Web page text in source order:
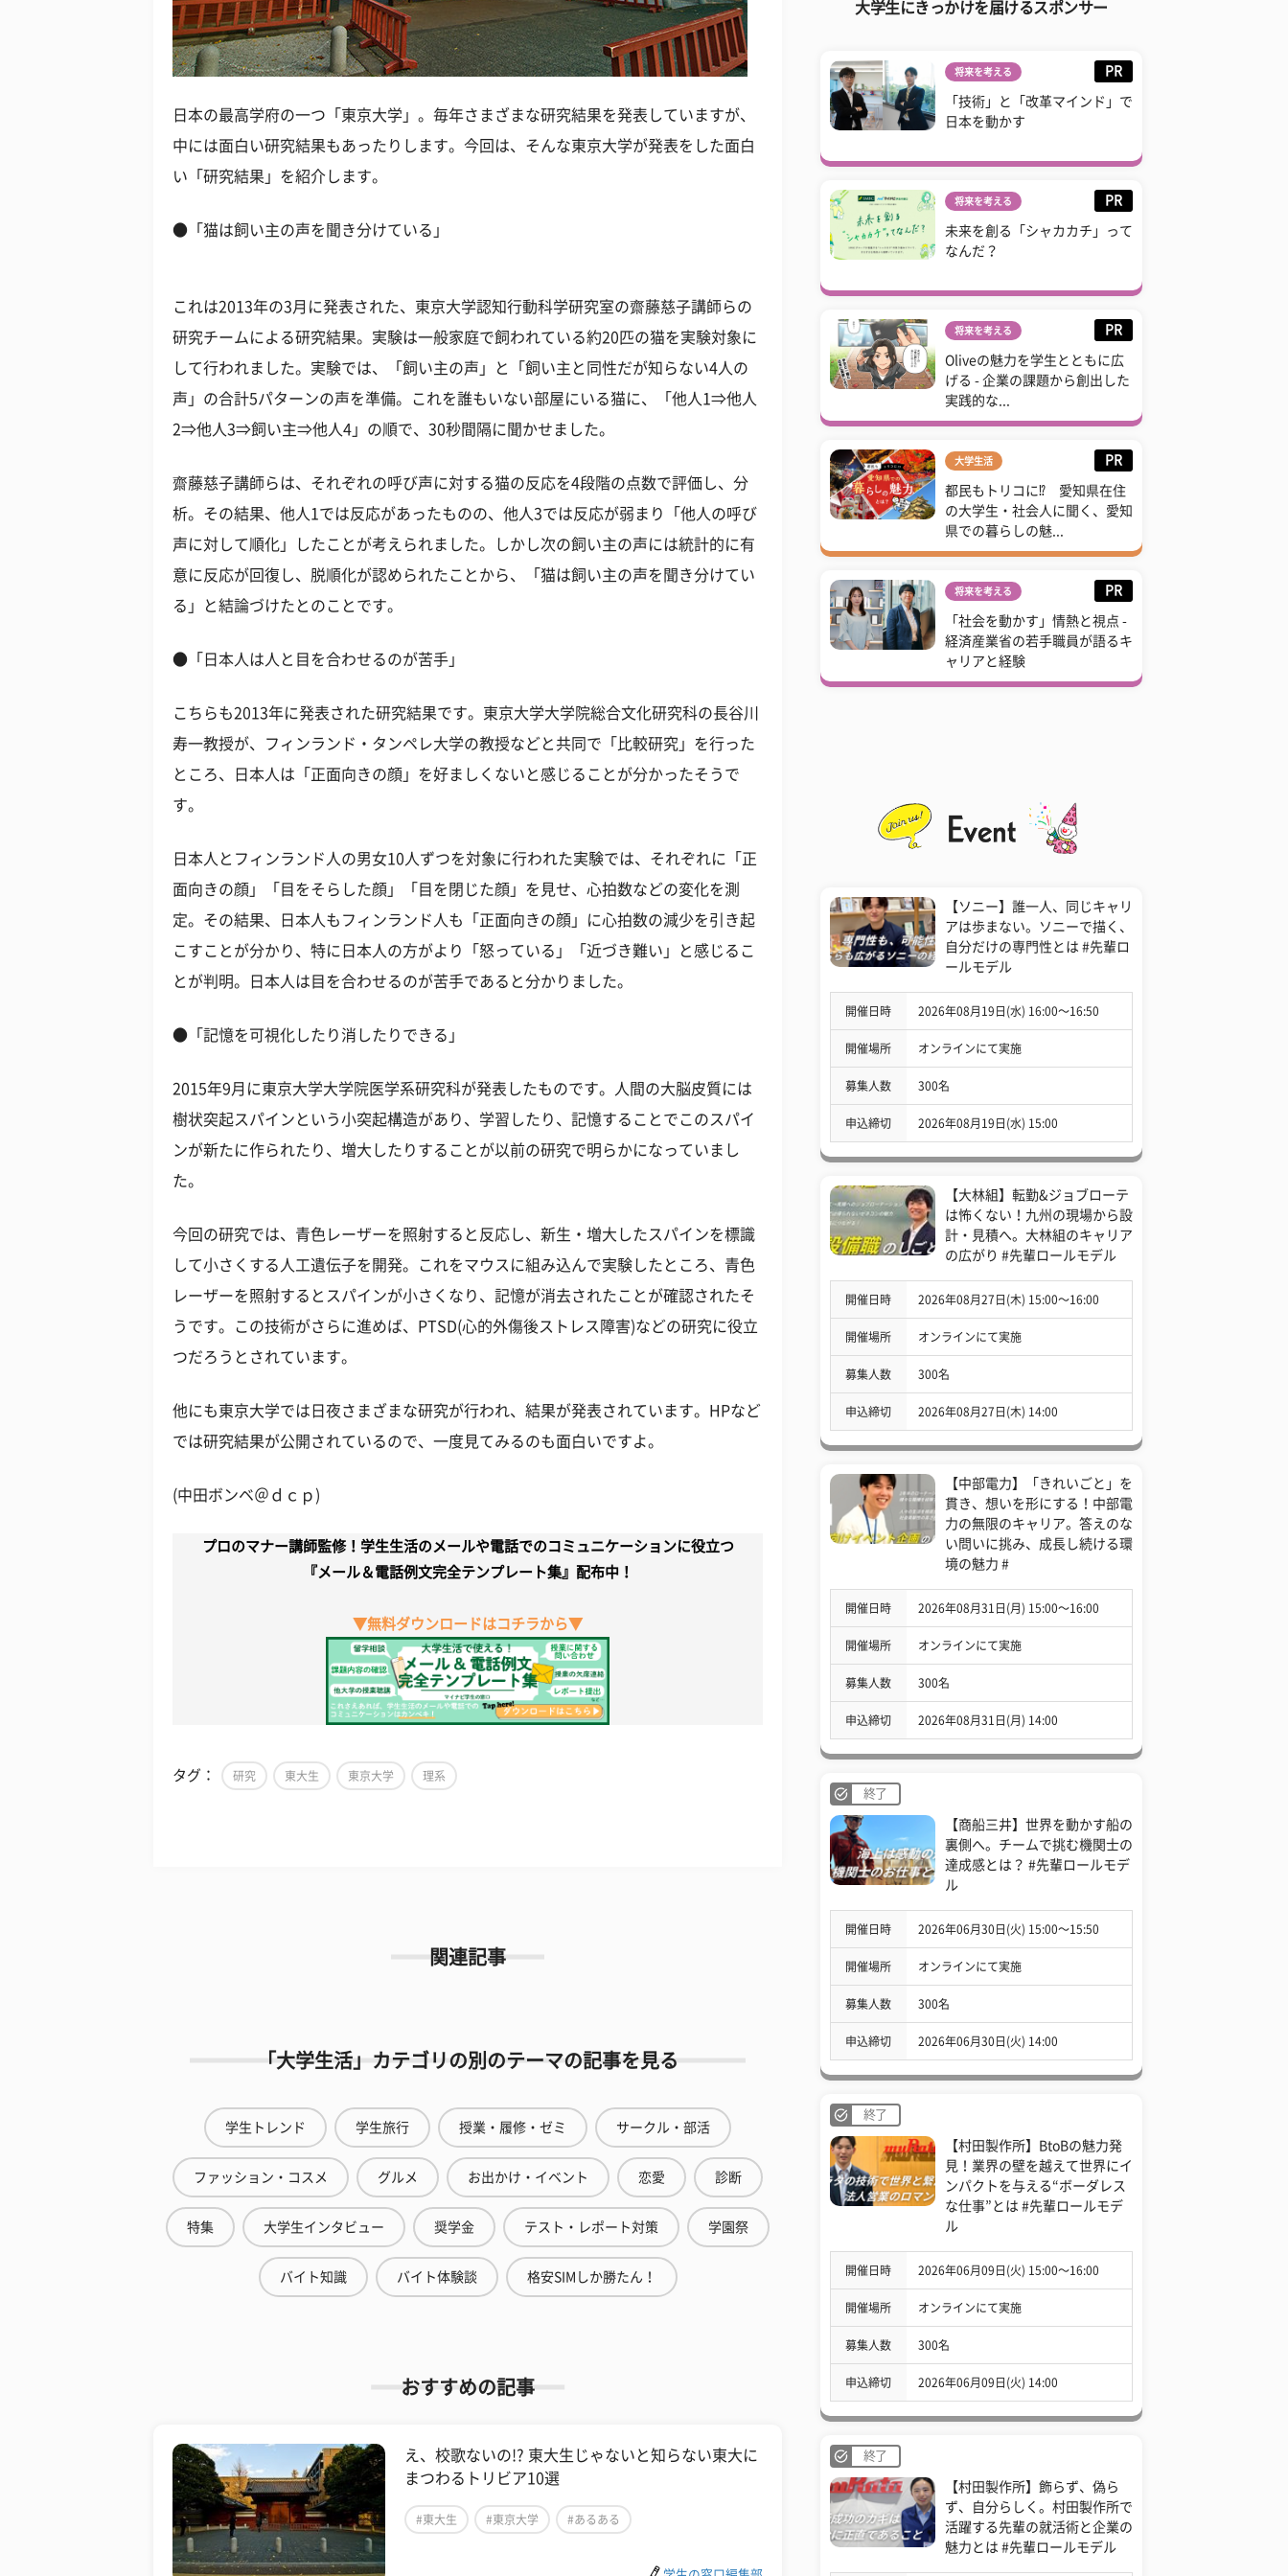
日本の最高学府の一つ「東京大学」。毎年さまざまな研究結果を発表していますが、
中には面白い研究結果もあったりします。今回は、そんな東京大学が発表をした面白
い「研究結果」を紹介します。
●「猫は飼い主の声を聞き分けている」
これは2013年の3月に発表された、東京大学認知行動科学研究室の齋藤慈子講師らの
研究チームによる研究結果。実験は一般家庭で飼われている約20匹の猫を実験対象に
して行われました。実験では、「飼い主の声」と「飼い主と同性だが知らない4人の
声」の合計5パターンの声を準備。これを誰もいない部屋にいる猫に、「他人1⇒他人
2⇒他人3⇒飼い主⇒他人4」の順で、30秒間隔に聞かせました。
齋藤慈子講師らは、それぞれの呼び声に対する猫の反応を4段階の点数で評価し、分
析。その結果、他人1では反応があったものの、他人3では反応が弱まり「他人の呼び
声に対して順化」したことが考えられました。しかし次の飼い主の声には統計的に有
意に反応が回復し、脱順化が認められたことから、「猫は飼い主の声を聞き分けてい
る」と結論づけたとのことです。
●「日本人は人と目を合わせるのが苦手」
こちらも2013年に発表された研究結果です。東京大学大学院総合文化研究科の長谷川
寿一教授が、フィンランド・タンペレ大学の教授などと共同で「比較研究」を行った
ところ、日本人は「正面向きの顔」を好ましくないと感じることが分かったそうで
す。
日本人とフィンランド人の男女10人ずつを対象に行われた実験では、それぞれに「正
面向きの顔」「目をそらした顔」「目を閉じた顔」を見せ、心拍数などの変化を測
定。その結果、日本人もフィンランド人も「正面向きの顔」に心拍数の減少を引き起
こすことが分かり、特に日本人の方がより「怒っている」「近づき難い」と感じるこ
とが判明。日本人は目を合わせるのが苦手であると分かりました。
●「記憶を可視化したり消したりできる」
2015年9月に東京大学大学院医学系研究科が発表したものです。人間の大脳皮質には
樹状突起スパインという小突起構造があり、学習したり、記憶することでこのスパイ
ンが新たに作られたり、増大したりすることが以前の研究で明らかになっていまし
た。
今回の研究では、青色レーザーを照射すると反応し、新生・増大したスパインを標識
して小さくする人工遺伝子を開発。これをマウスに組み込んで実験したところ、青色
レーザーを照射するとスパインが小さくなり、記憶が消去されたことが確認されたそ
うです。この技術がさらに進めば、PTSD(心的外傷後ストレス障害)などの研究に役立
つだろうとされています。
他にも東京大学では日夜さまざまな研究が行われ、結果が発表されています。HPなど
では研究結果が公開されているので、一度見てみるのも面白いですよ。
(中田ボンベ＠ｄｃｐ)
プロのマナー講師監修！学生生活のメールや電話でのコミュニケーションに役立つ
『メール＆電話例文完全テンプレート集』配布中！
▼無料ダウンロードはコチラから▼
タグ： 研究 東大生 東京大学 理系
関連記事
「大学生活」カテゴリの別のテーマの記事を見る
学生トレンド 学生旅行 授業・履修・ゼミ サークル・部活
ファッション・コスメ グルメ お出かけ・イベント 恋愛 診断
特集 大学生インタビュー 奨学金 テスト・レポート対策 学園祭
バイト知識 バイト体験談 格安SIMしか勝たん！
おすすめの記事
え、校歌ないの!? 東大生じゃないと知らない東大に
まつわるトリビア10選
#東大生 #東京大学 #あるある
大学生にきっかけを届けるスポンサー
将来を考える PR
「技術」と「改革マインド」で
日本を動かす
将来を考える PR
未来を創る「シャカカチ」って
なんだ？
将来を考える PR
Oliveの魅力を学生とともに広
げる - 企業の課題から創出した
実践的な...
大学生活 PR
都民もトリコに⁉ 愛知県在住
の大学生・社会人に聞く、愛知
県での暮らしの魅...
将来を考える PR
「社会を動かす」情熱と視点 -
経済産業省の若手職員が語るキ
ャリアと経験
【ソニー】誰一人、同じキャリ
アは歩まない。ソニーで描く、
自分だけの専門性とは #先輩ロ
ールモデル
開催日時 2026年08月19日(水) 16:00〜16:50
開催場所 オンラインにて実施
募集人数 300名
申込締切 2026年08月19日(水) 15:00
【大林組】転勤&ジョブローテ
は怖くない！九州の現場から設
計・見積へ。大林組のキャリア
の広がり #先輩ロールモデル
開催日時 2026年08月27日(木) 15:00〜16:00
開催場所 オンラインにて実施
募集人数 300名
申込締切 2026年08月27日(木) 14:00
【中部電力】「きれいごと」を
貫き、想いを形にする！中部電
力の無限のキャリア。答えのな
い問いに挑み、成長し続ける環
境の魅力 #
開催日時 2026年08月31日(月) 15:00〜16:00
開催場所 オンラインにて実施
募集人数 300名
申込締切 2026年08月31日(月) 14:00
終了
【商船三井】世界を動かす船の
裏側へ。チームで挑む機関士の
達成感とは？ #先輩ロールモデ
ル
開催日時 2026年06月30日(火) 15:00〜15:50
開催場所 オンラインにて実施
募集人数 300名
申込締切 2026年06月30日(火) 14:00
終了
【村田製作所】BtoBの魅力発
見！業界の壁を越えて世界にイ
ンパクトを与える“ボーダレス
な仕事”とは #先輩ロールモデ
ル
開催日時 2026年06月09日(火) 15:00〜16:00
開催場所 オンラインにて実施
募集人数 300名
申込締切 2026年06月09日(火) 14:00
終了
【村田製作所】飾らず、偽ら
ず、自分らしく。村田製作所で
活躍する先輩の就活術と企業の
魅力とは #先輩ロールモデル